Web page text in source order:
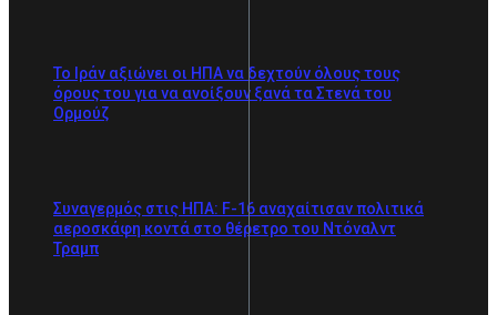
Το Ιράν αξιώνει οι ΗΠΑ να δεχτούν όλους τους
όρους του για να ανοίξουν ξανά τα Στενά του
Ορμούζ
Συναγερμός στις ΗΠΑ: F-16 αναχαίτισαν πολιτικά
αεροσκάφη κοντά στο θέρετρο του Ντόναλντ
Τραμπ